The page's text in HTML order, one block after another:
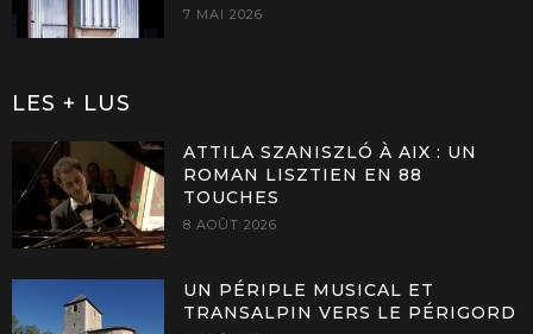
7 MAI 2026
LES + LUS
ATTILA SZANISZLÓ À AIX : UN
ROMAN LISZTIEN EN 88
TOUCHES
8 AOÛT 2026
UN PÉRIPLE MUSICAL ET
TRANSALPIN VERS LE PÉRIGORD